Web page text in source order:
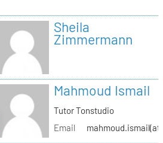
Sheila
Zimmermann
Mahmoud Ismail
Tutor Tonstudio
Email